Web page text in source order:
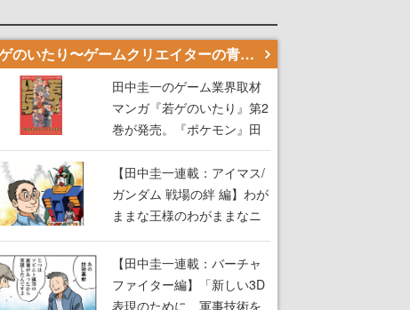
若ゲのいたり〜ゲームクリエイターの青春〜
田中圭一のゲーム業界取材
マンガ『若ゲのいたり』第2
巻が発売。『ポケモン』田
尻智さん、『ゼビウス』遠
藤雅伸さんらの貴重なエピ
ソードを収録
【田中圭一連載：アイマス/
ガンダム 戦場の絆 編】わが
ままな王様のわがままなニ
ーズを満たす！──小山順一
朗が貫く姿勢に、ゲームク
リエイターとしての矜持を
見た【若ゲのいたり最終
【田中圭一連載：バーチャ
ファイター編】「新しい3D
表現のために、軍事技術を